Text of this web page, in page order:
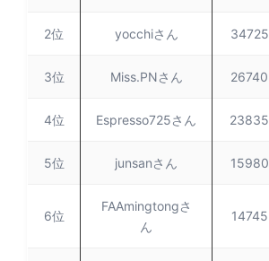
2位 yocchiさん 34725
3位 Miss.PNさん 26740
4位 Espresso725さん 23835
5位 junsanさん 15980
6位
FAAmingtongさ
ん
14745